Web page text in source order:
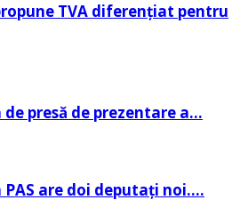
TVA diferențiat pentru
presă de prezentare a…
PAS are doi deputați noi….